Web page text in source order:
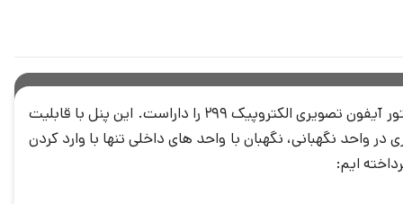
پنل کدینگ ارتباط داخلی الکتروپیک مدل 299 یکی از جدیدترین پنل های تولید شده است که فقط قابلیت ساپورت و اتصال به مانیتور آیفون تصویری الکتروپیک 299 را داراست. این پنل با قابلیت
واحد نگهبانی، نگهبان با واحد های داخلی تنها با وارد کردن
ایم: